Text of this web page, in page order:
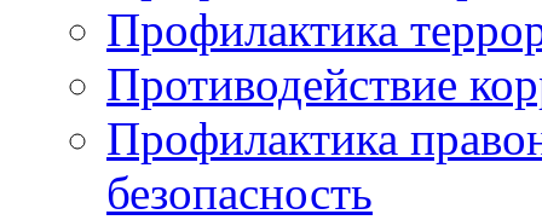
Профилактика
Противодействие
Профилактика
безопасность